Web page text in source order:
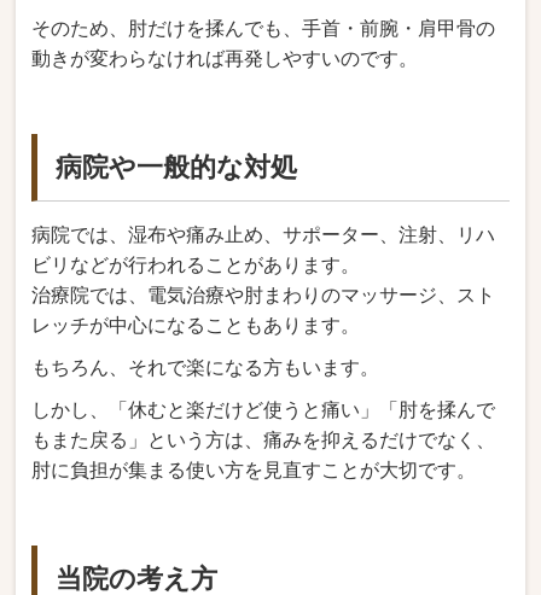
そのため、肘だけを揉んでも、手首・前腕・肩甲骨の
動きが変わらなければ再発しやすいのです。
病院や一般的な対処
病院では、湿布や痛み止め、サポーター、注射、リハ
ビリなどが行われることがあります。
治療院では、電気治療や肘まわりのマッサージ、スト
レッチが中心になることもあります。
もちろん、それで楽になる方もいます。
しかし、「休むと楽だけど使うと痛い」「肘を揉んで
もまた戻る」という方は、痛みを抑えるだけでなく、
肘に負担が集まる使い方を見直すことが大切です。
当院の考え方